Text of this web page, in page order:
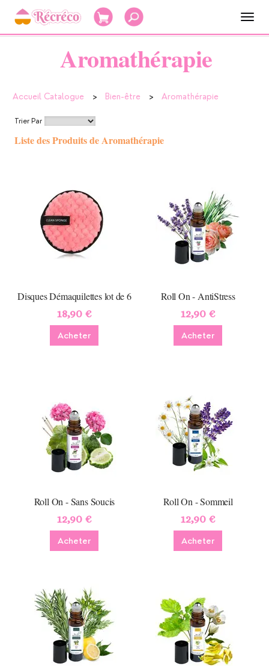
Menu
Aromathérapie
Accueil Catalogue > Bien-être > Aromathérapie
Trier Par
Liste des Produits de Aromathérapie
Disques Démaquilettes lot de 6
18,90 €
Acheter
Roll On - AntiStress
12,90 €
Acheter
Roll On - Sans Soucis
12,90 €
Acheter
Roll On - Sommeil
12,90 €
Acheter
Panneau de gestion des cookies